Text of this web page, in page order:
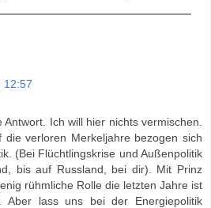
12:57
Ich will hier nichts vermischen.
die verloren Merkeljahre bezogen sich
(Bei Flüchtlingskrise und Außenpolitik
bis auf Russland, bei dir). Mit Prinz
rühmliche Rolle die letzten Jahre ist
Aber lass uns bei der Energiepolitik